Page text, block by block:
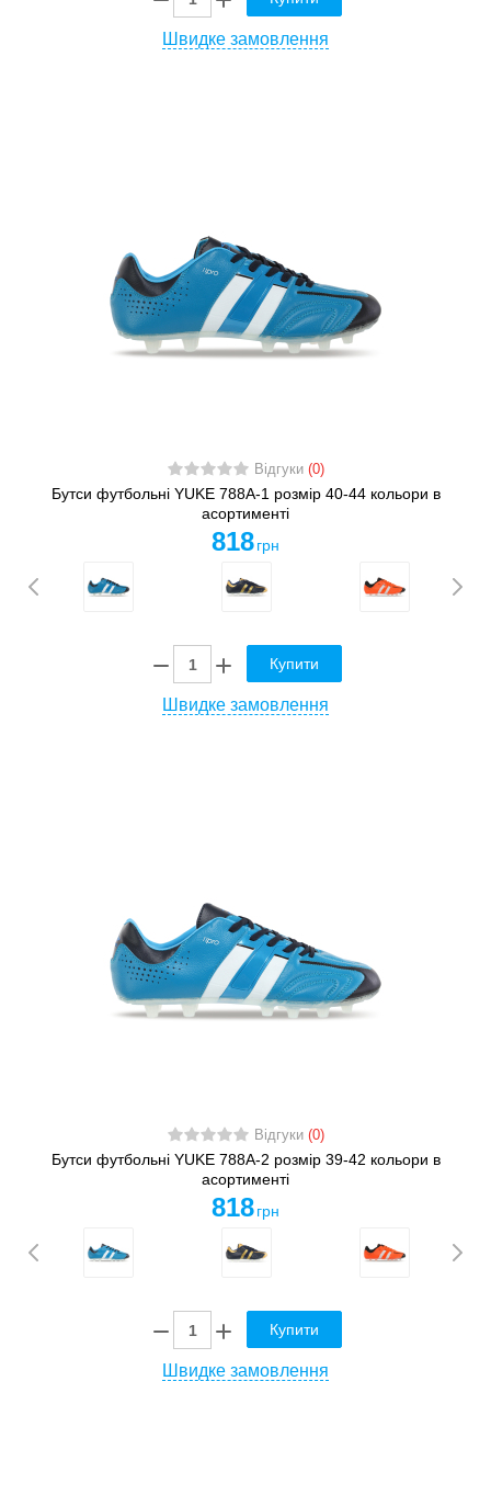
Швидке замовлення
Відгуки (0)
Бутси футбольні YUKE 788А-1 розмір 40-44 кольори в
асортименті
818 грн
Купити
Швидке замовлення
Відгуки (0)
Бутси футбольні YUKE 788А-2 розмір 39-42 кольори в
асортименті
818 грн
Купити
Швидке замовлення